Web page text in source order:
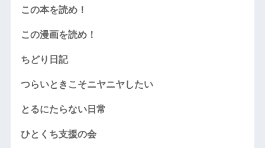
この本を読め！
この漫画を読め！
ちどり日記
つらいときこそニヤニヤしたい
とるにたらない日常
ひとくち支援の会